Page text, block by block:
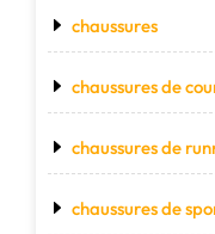
chaussures
chaussures de
chaussures de
chaussures de